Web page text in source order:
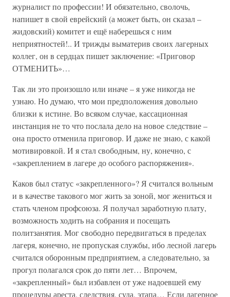
журналист по профессии! И обязательно, сволочь,
напишет в свой еврейский (а может быть, он сказал –
жидовский) комитет и ещё наберешься с ним
неприятностей!.. И трижды выматерив своих лагерных
коллег, он в сердцах пишет заключение: «Приговор
ОТМЕНИТЬ»…
Так ли это произошло или иначе – я уже никогда не
узнаю. Но думаю, что мои предположения довольно
близки к истине. Во всяком случае, кассационная
инстанция не то что послала дело на новое следствие –
она просто отменила приговор. И даже не знаю, с какой
мотивировкой. И я стал свободным, ну, конечно, с
«закреплением в лагере до особого распоряжения».
Каков был статус «закрепленного»? Я считался вольным
и в качестве такового мог жить за зоной, мог жениться и
стать членом профсоюза. Я получал заработную плату,
возможность ходить на собрания и посещать
политзанятия. Мог свободно передвигаться в пределах
лагеря, конечно, не пропуская службы, ибо лесной лагерь
считался оборонным предприятием, а следовательно, за
прогул полагался срок до пяти лет… Впрочем,
«закрепленный» был избавлен от уже надоевшей ему
процедуры ареста, следствия, суда, этапа… Если лагерное